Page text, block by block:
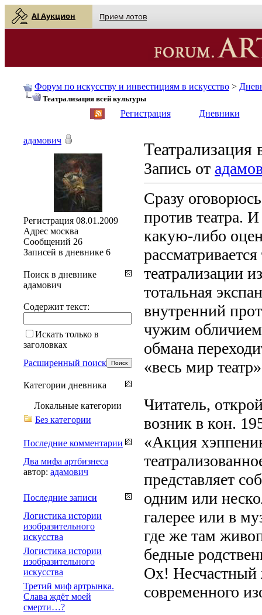
AI Аукцион Прием лотов
Форум по искусству и инвестициям в искусство >
Театрализация всей культуры
Регистрация Дневники
Театрализация
Запись от
Сразу
против театра.
какую-либо
театрализации
тотальная
внутренний
чужим обличием
обмана
«весь мир
Читатель,
возник в кон.
«Акция
представляет
одним или
галерее или в
где же там
бедные
Ох! Несчастный
современного
адамович
Регистрация 08.01.2009
Адрес москва
Сообщений 26
Записей в дневнике 6
Поиск в дневнике
адамович
Содержит текст:
Искать только в
заголовках
Расширенный поиск
Категории дневника
Локальные категории
Без категории
Последние комментарии
Два мифа артбизнеса
автор: адамович
Последние записи
Логистика истории
изобразительного
искусства
Логистика истории
изобразительного
искусства
Третий миф артрынка.
Слава ждёт моей
смерти…?